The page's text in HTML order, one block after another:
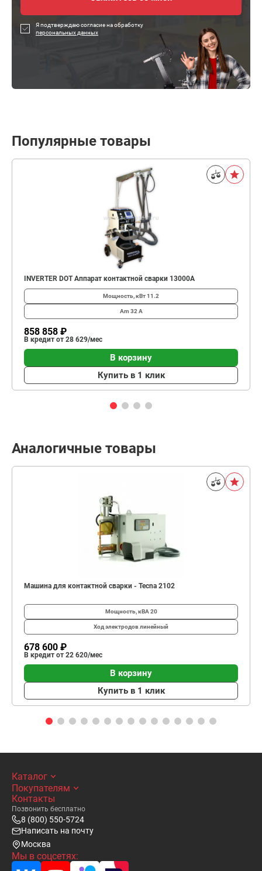
Я подтверждаю согласие на обработку
персональных данных
Популярные товары
INVERTER DOT Аппарат контактной сварки 13000А
Мощность, кВт11.2
Am 32 А
858 858 ₽
В кредит от 28 629/мес
В корзину
Купить в 1 клик
Аналогичные товары
Машина для контактной сварки - Tecna 2102
Мощность, кВА 20
Ход электродовлинейный
678 600 ₽
В кредит от 22 620/мес
В корзину
Купить в 1 клик
Каталог
Покупателям
Контакты
Позвонить бесплатно
8 (800) 550-5724
Написать на почту
Москва
Мы в соцсетях: